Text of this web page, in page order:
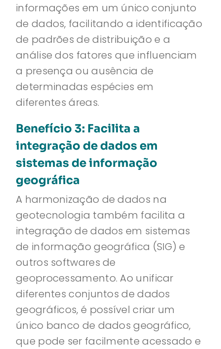
informações em um único conjunto
de dados, facilitando a identificação
de padrões de distribuição e a
análise dos fatores que influenciam
a presença ou ausência de
determinadas espécies em
diferentes áreas.
Benefício 3: Facilita a
integração de dados em
sistemas de informação
geográfica
A harmonização de dados na
geotecnologia também facilita a
integração de dados em sistemas
de informação geográfica (SIG) e
outros softwares de
geoprocessamento. Ao unificar
diferentes conjuntos de dados
geográficos, é possível criar um
único banco de dados geográfico,
que pode ser facilmente acessado e